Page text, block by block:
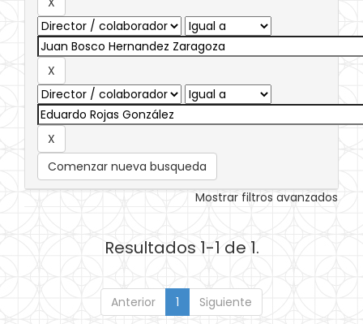
Comenzar nueva busqueda
Mostrar filtros avanzados
Resultados 1-1 de 1.
Anterior 1 Siguiente